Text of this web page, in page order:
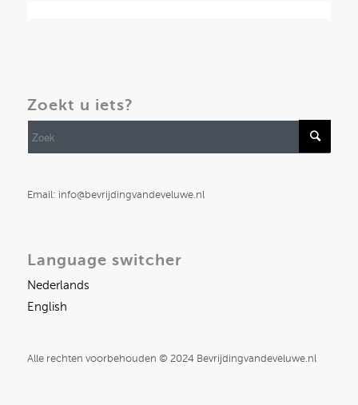
Zoekt u iets?
Email: info@bevrijdingvandeveluwe.nl
Language switcher
Nederlands
English
Alle rechten voorbehouden © 2024 Bevrijdingvandeveluwe.nl